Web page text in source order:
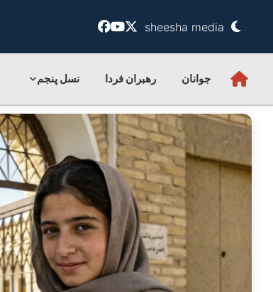
sheesha media
جوانان رهبران فردا نسل پنجم